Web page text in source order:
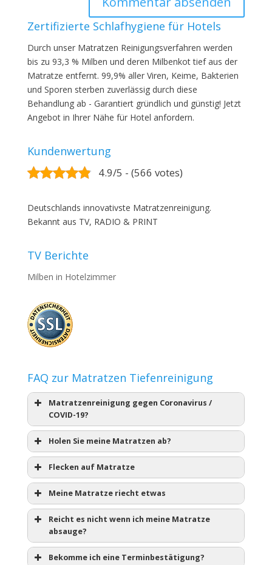
Zertifizierte Schlafhygiene für Hotels
Durch unser Matratzen Reinigungsverfahren werden
bis zu 93,3 % Milben und deren Milbenkot tief aus der
Matratze entfernt. 99,9% aller Viren, Keime, Bakterien
und Sporen sterben zuverlässig durch diese
Behandlung ab - Garantiert gründlich und günstig! Jetzt
Angebot in Ihrer Nähe für Hotel anfordern.
Kundenwertung
4.9/5 - (566 votes)
Deutschlands innovativste Matratzenreinigung.
Bekannt aus TV, RADIO & PRINT
TV Berichte
Milben in Hotelzimmer
FAQ zur Matratzen Tiefenreinigung
Matratzenreinigung gegen Coronavirus /
COVID-19?
Holen Sie meine Matratzen ab?
Flecken auf Matratze
Meine Matratze riecht etwas
Reicht es nicht wenn ich meine Matratze
absauge?
Bekomme ich eine Terminbestätigung?